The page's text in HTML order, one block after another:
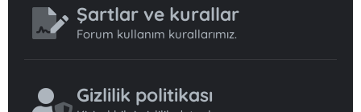
Şartlar ve kurallar
Forum kullanım kurallarımız.
Gizlilik politikası